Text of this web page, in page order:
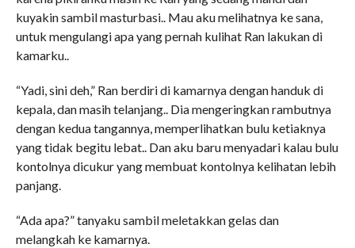
kuyakin sambil masturbasi.. Mau aku melihatnya ke sana,
untuk mengulangi apa yang pernah kulihat Ran lakukan di
kamarku..
“Yadi, sini deh,” Ran berdiri di kamarnya dengan handuk di
kepala, dan masih telanjang.. Dia mengeringkan rambutnya
dengan kedua tangannya, memperlihatkan bulu ketiaknya
yang tidak begitu lebat.. Dan aku baru menyadari kalau bulu
kontolnya dicukur yang membuat kontolnya kelihatan lebih
panjang.
“Ada apa?” tanyaku sambil meletakkan gelas dan
melangkah ke kamarnya.